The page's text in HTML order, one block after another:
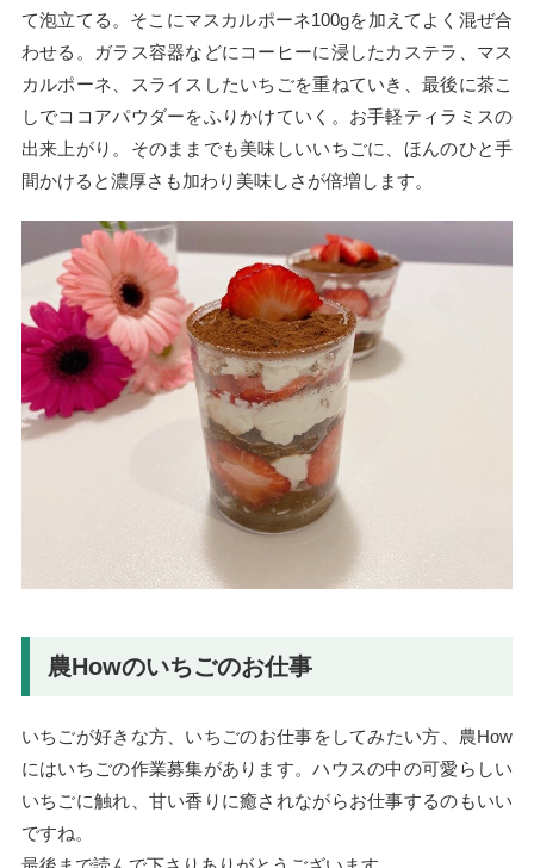
て泡立てる。そこにマスカルポーネ100gを加えてよく混ぜ合
わせる。ガラス容器などにコーヒーに浸したカステラ、マス
カルポーネ、スライスしたいちごを重ねていき、最後に茶こ
しでココアパウダーをふりかけていく。お手軽ティラミスの
出来上がり。そのままでも美味しいいちごに、ほんのひと手
間かけると濃厚さも加わり美味しさが倍増します。
農Howのいちごのお仕事
いちごが好きな方、いちごのお仕事をしてみたい方、農How
にはいちごの作業募集があります。ハウスの中の可愛らしい
いちごに触れ、甘い香りに癒されながらお仕事するのもいい
ですね。